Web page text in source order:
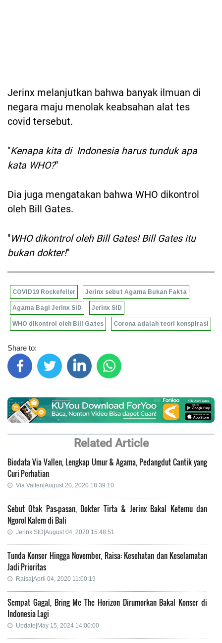
Jerinx melanjutkan bahwa banyak ilmuan di
negara maju menolak keabsahan alat tes
covid tersebut.
"Kenapa kita di Indonesia harus tunduk apa
kata WHO?"
Dia juga mengatakan bahwa WHO dikontrol
oleh Bill Gates.
"WHO dikontrol oleh Bill Gates! Bill Gates itu
bukan dokter!"
COVID19 Rockefeller Jerinx sebut Agama Bukan Fakta
Agama Bagi Jerinx SID Jerinx SID
WHO dikontrol oleh Bill Gates Corona adalah teori konspirasi
Share to:
Related Article
Biodata Via Vallen, Lengkap Umur & Agama, Pedangdut Cantik yang
Curi Perhatian
Via Vallen|August 20, 2020 18:39:10
Sebut Otak Pas-pasan, Dokter Tirta & Jerinx Bakal Ketemu dan
Ngorol Kalem di Bali
Jerinx SID|August 04, 2020 15:48:51
Tunda Konser Hingga November, Raisa: Kesehatan dan Keselamatan
Jadi Prioritas
Raisa|April 04, 2020 11:00:19
Sempat Gagal, Bring Me The Horizon Dirumorkan Bakal Konser di
Indonesia Lagi
Update|May 15, 2024 14:00:00